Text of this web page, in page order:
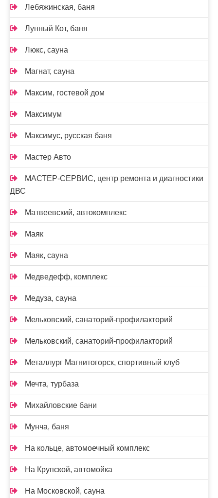
Лебяжинская, баня
Лунный Кот, баня
Люкс, сауна
Магнат, сауна
Максим, гостевой дом
Максимум
Максимус, русская баня
Мастер Авто
МАСТЕР-СЕРВИС, центр ремонта и диагностики
ДВС
Матвеевский, автокомплекс
Маяк
Маяк, сауна
Медведефф, комплекс
Медуза, сауна
Мельковский, санаторий-профилакторий
Мельковский, санаторий-профилакторий
Металлург Магнитогорск, спортивный клуб
Мечта, турбаза
Михайловские бани
Мунча, баня
На кольце, автомоечный комплекс
На Крупской, автомойка
На Московской, сауна